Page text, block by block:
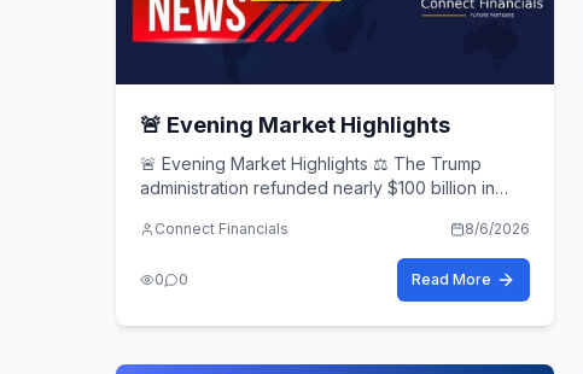
🚨 Evening Market Highlights
🚨 Evening Market Highlights ⚖️ The Trump
administration refunded nearly $100 billion in
Connect Financials 8/6/2026
0 0 Read More